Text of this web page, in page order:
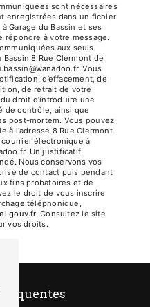
sont nécessaires
enregistrées dans un fichier
Garage du Bassin et ses
répondre à votre message.
aux seuls
8 Rue Clermont de
Vous
d’effacement, de
de retrait de votre
droit d’introduire une
de contrôle, ainsi que
post-mortem. Vous pouvez
à l'adresse 8 Rue Clermont
électronique à
Un justificatif
Nous conservons vos
de contact puis pendant
fins probatoires et de
le droit de vous inscrire
téléphonique,
. Consultez le site
vos droits.